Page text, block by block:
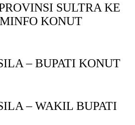
SULTRA KE
KONUT
– BUPATI KONUT
– WAKIL BUPATI